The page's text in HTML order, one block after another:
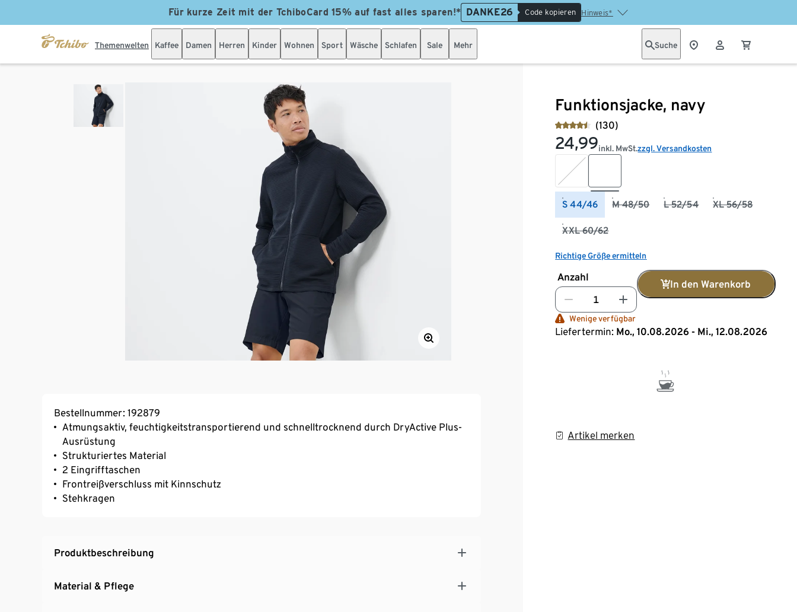
Für kurze Zeit mit der TchiboCard 15% auf fast alles sparen!* DANKE26 Code kopieren Hinweis*
Themenwelten Kaffee Damen Herren Kinder Wohnen Sport Wäsche Schlafen Sale Mehr Suche
Funktionsjacke, navy
(130)
24,99inkl. MwSt.zzgl. Versandkosten
S 44/46 M 48/50 L 52/54 XL 56/58
XXL 60/62
Richtige Größe ermitteln
Anzahl
In den Warenkorb
Wenige verfügbar
Liefertermin: Mo., 10.08.2026 - Mi., 12.08.2026
Artikel merken
Bestellnummer: 192879
Atmungsaktiv, feuchtigkeitstransportierend und schnelltrocknend durch DryActive Plus-
Ausrüstung
Strukturiertes Material
2 Eingrifftaschen
Frontreißverschluss mit Kinnschutz
Stehkragen
Produktbeschreibung
Material & Pflege